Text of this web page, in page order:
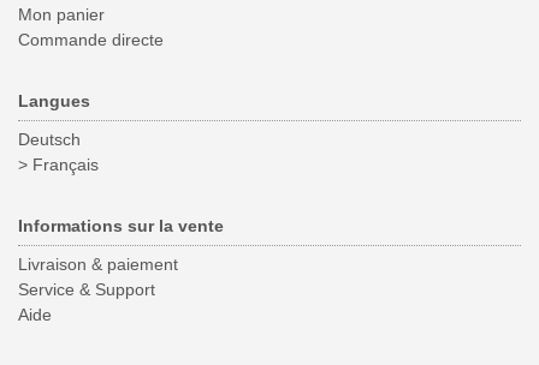
Mon panier
Commande directe
Langues
Deutsch
> Français
Informations sur la vente
Livraison & paiement
Service & Support
Aide